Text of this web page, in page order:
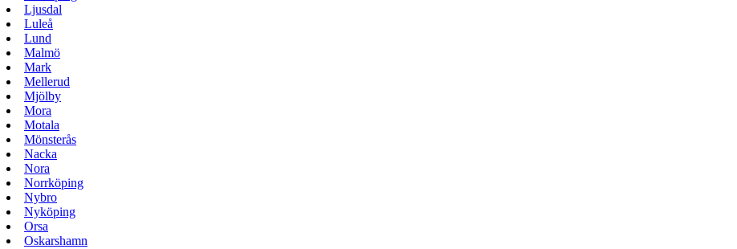
Ljusdal
Luleå
Lund
Malmö
Mark
Mellerud
Mjölby
Mora
Motala
Mönsterås
Nacka
Nora
Norrköping
Nybro
Nyköping
Orsa
Oskarshamn